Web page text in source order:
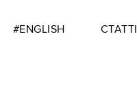
#ENGLISH СТАТТІ